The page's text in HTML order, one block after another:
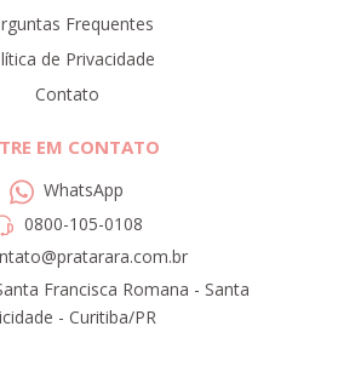
Frequentes
de Privacidade
Contato
EM CONTATO
WhatsApp
0800-105-0108
Francisca Romana - Santa
- Curitiba/PR